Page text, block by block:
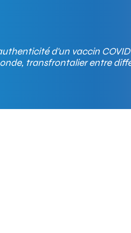
d'un vaccin
transfrontalier entre